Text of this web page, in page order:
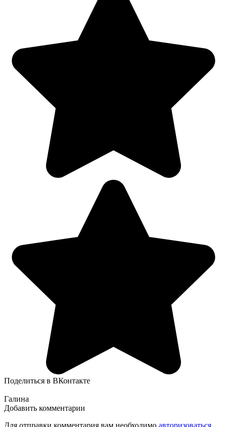
Поделиться в ВКонтакте
Галина
Добавить комментарии
Для отправки комментария вам необходимо авторизоваться.